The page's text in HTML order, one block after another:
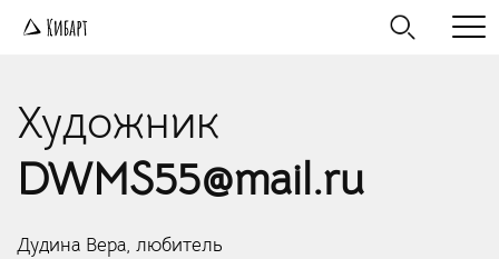
Художник
DWMS55@mail.ru
Дудина Вера, любитель